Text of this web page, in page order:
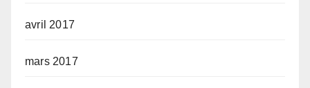
avril 2017
mars 2017